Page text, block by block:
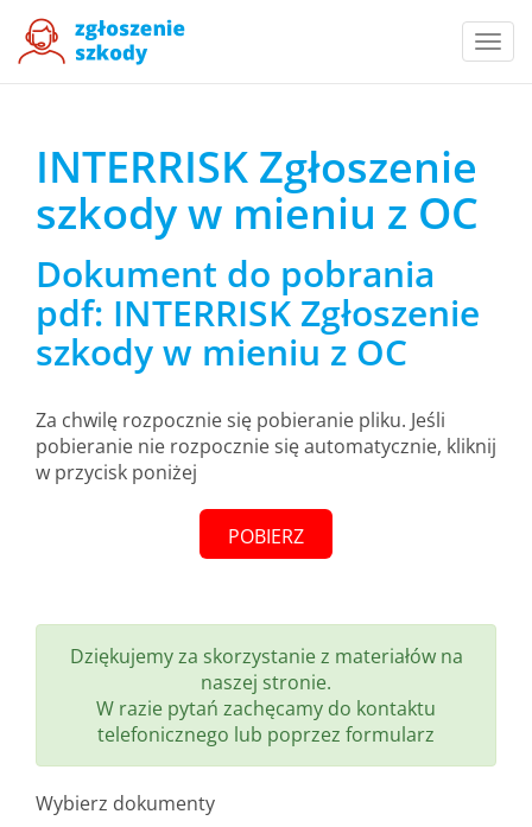
INTERRISK Zgłoszenie
szkody w mieniu z OC
Dokument do pobrania
pdf: INTERRISK Zgłoszenie
szkody w mieniu z OC
Za chwilę rozpocznie się pobieranie pliku. Jeśli
pobieranie nie rozpocznie się automatycznie, kliknij
w przycisk poniżej
POBIERZ
Dziękujemy za skorzystanie z materiałów na
naszej stronie.
W razie pytań zachęcamy do kontaktu
telefonicznego lub poprzez formularz
Wybierz dokumenty